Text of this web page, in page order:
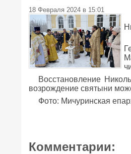
18 Февраля 2024 в 15:01
Восстановление
возрождение святыни
Фото: Мичуринская
Комментарии: